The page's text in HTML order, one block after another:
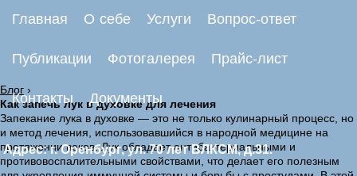
Главная О себе Услуги Вопрос-ответ
Публикации Фотогалерея Прайс-лист
Контакты Документы
Адрес: г. Оренбург, ул. 70 лет ВЛКСМ, д.31.
Блог ›
Как запечь лук в духовке для лечения
Запекание лука в духовке — это не только кулинарный процесс, но
и метод лечения, использовавшийся в народной медицине на
протяжении веков. Лук обладает антибактериальными и
противовоспалительными свойствами, что делает его полезным